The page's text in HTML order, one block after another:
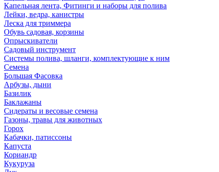
Капельная лента, Фитинги и наборы для полива
Лейки, ведра, канистры
Леска для триммера
Обувь садовая, корзины
Опрыскиватели
Садовый инструмент
Системы полива, шланги, комплектующие к ним
Семена
Большая Фасовка
Арбузы, дыни
Базилик
Баклажаны
Сидераты и весовые семена
Газоны, травы для животных
Горох
Кабачки, патиссоны
Капуста
Кориандр
Кукуруза